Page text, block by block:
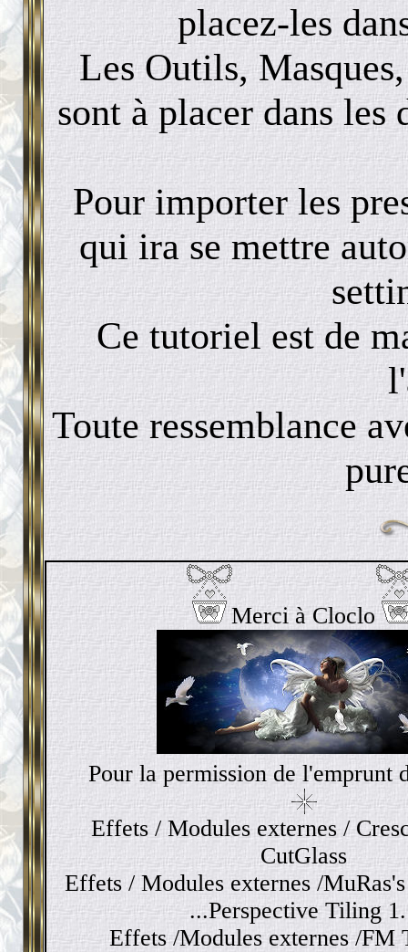
placez-les
Les Outils,
sont à placer dans les
Pour importer les
qui ira se mettre
Ce tutoriel est de
Toute ressemblance
Merci à Cloclo
Pour la permission de l'emprunt
Effets / Modules externes /
CutGlass
Effets / Modules externes /
...Perspective Tiling
Effets /Modules externes /FM